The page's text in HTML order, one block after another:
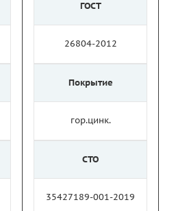
ГОСТ
26804-2012
Покрытие
гор.цинк.
СТО
35427189-001-2019